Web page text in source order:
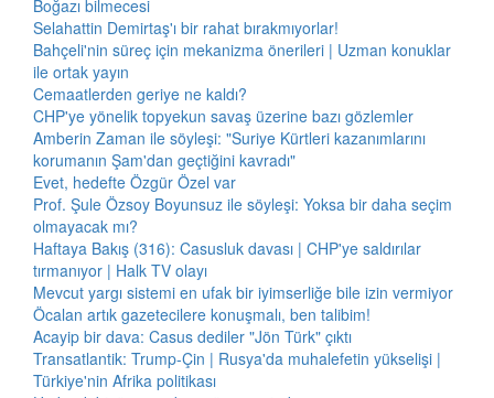
Boğazı bilmecesi
Selahattin Demirtaş'ı bir rahat bırakmıyorlar!
Bahçeli'nin süreç için mekanizma önerileri | Uzman konuklar
ile ortak yayın
Cemaatlerden geriye ne kaldı?
CHP'ye yönelik topyekun savaş üzerine bazı gözlemler
Amberin Zaman ile söyleşi: "Suriye Kürtleri kazanımlarını
korumanın Şam'dan geçtiğini kavradı"
Evet, hedefte Özgür Özel var
Prof. Şule Özsoy Boyunsuz ile söyleşi: Yoksa bir daha seçim
olmayacak mı?
Haftaya Bakış (316): Casusluk davası | CHP'ye saldırılar
tırmanıyor | Halk TV olayı
Mevcut yargı sistemi en ufak bir iyimserliğe bile izin vermiyor
Öcalan artık gazetecilere konuşmalı, ben talibim!
Acayip bir dava: Casus dediler "Jön Türk" çıktı
Transatlantik: Trump-Çin | Rusya'da muhalefetin yükselişi |
Türkiye'nin Afrika politikası